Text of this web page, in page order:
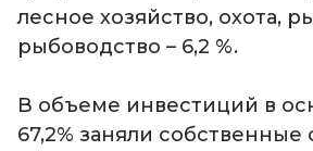
лесное хозяйство, охота,
рыбоводство – 6,2 %.
В объеме инвестиций в
67,2% заняли собственные